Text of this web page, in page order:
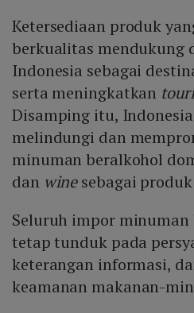
Ketersediaan produk
berkualitas mendukung
Indonesia sebagai
serta meningkatkan
Disamping itu,
melindungi dan
minuman beralkohol
dan winesebagai
Seluruh impor
tetap tunduk pada
keterangan informasi,
keamanan makanan-